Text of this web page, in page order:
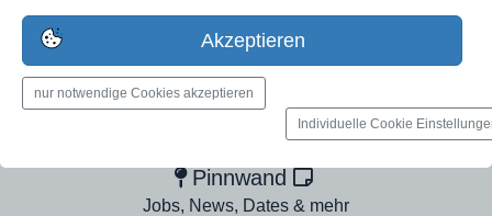
jetzt registrieren
Medien-Galerie
Bilder, PDFs, Audio, Video
Pinnwand
Jobs, News, Dates & mehr
Akzeptieren
nur notwendige Cookies akzeptieren
Individuelle Cookie